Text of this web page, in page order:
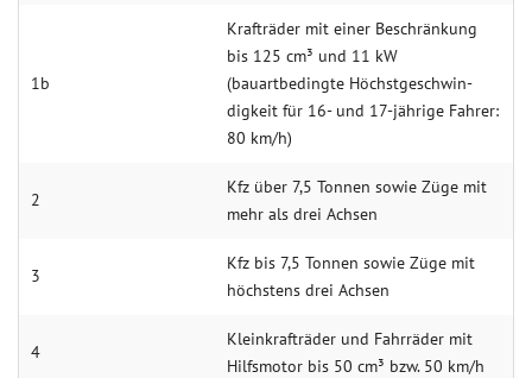
1b
Krafträder mit einer Beschränkung
bis 125 cm³ und 11 kW
(bauartbedingte Höchstgeschwin­
digkeit für 16- und 17-jährige Fahrer:
80 km/h)
2
Kfz über 7,5 Tonnen sowie Züge mit
mehr als drei Achsen
3
Kfz bis 7,5 Tonnen sowie Züge mit
höchstens drei Achsen
4
Kleinkrafträder und Fahrräder mit
Hilfsmotor bis 50 cm³ bzw. 50 km/h